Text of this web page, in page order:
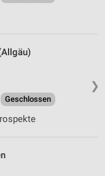
❯
Geschlossen